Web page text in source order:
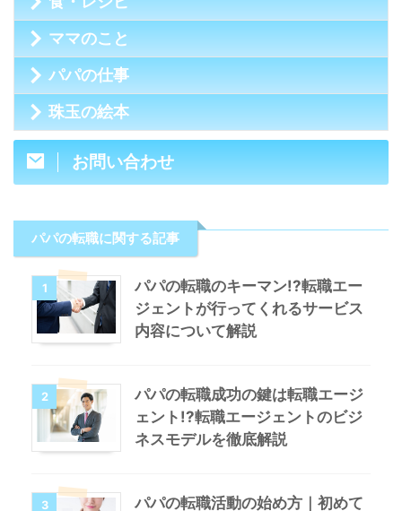
ママのこと
パパの仕事
珠玉の絵本
お問い合わせ
パパの転職に関する記事
1
パパの転職のキーマン!?転職エー
ジェントが行ってくれるサービス
内容について解説
2
パパの転職成功の鍵は転職エージ
ェント!?転職エージェントのビジ
ネスモデルを徹底解説
3 パパの転職活動の始め方｜初めて